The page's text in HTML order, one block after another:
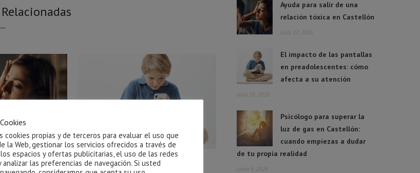
de una relación
El impacto de las pantallas en
Ayuda para salir de una
relación tóxica en Castellón
julio 27, 2026
El impacto de las pantallas
en preadolescentes: cómo
afecta a su atención
julio 16, 2026
Psicólogo para superar la
luz de gas en Castellón:
cuando empiezas a dudar
de tu propia realidad
junio 6, 2026
cookies propias y de terceros para evaluar el uso que
la Web, gestionar los servicios ofrecidos a través de
los espacios y ofertas publicitarias, el uso de las redes
analizar las preferencias de navegación. Si usted